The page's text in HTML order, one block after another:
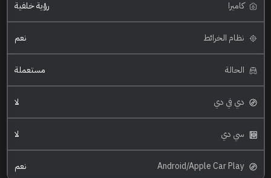
كاميرا رؤية خلفية
نظام الخرائط نعم
الحالة مستعملة
دي في دي لا
سي دي لا
Android/Apple Car Play نعم